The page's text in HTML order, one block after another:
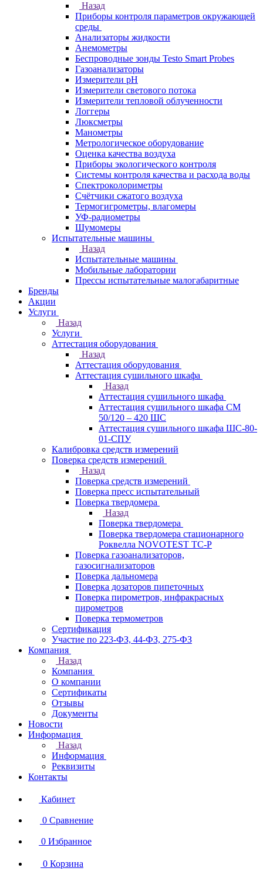
Назад
Приборы контроля параметров окружающей
среды
Анализаторы жидкости
Анемометры
Беспроводные зонды Testo Smart Probes
Газоанализаторы
Измерители pH
Измерители светового потока
Измерители тепловой облученности
Логгеры
Люксметры
Манометры
Метрологическое оборудование
Оценка качества воздуха
Приборы экологического контроля
Системы контроля качества и расхода воды
Спектроколориметры
Счётчики сжатого воздуха
Термогигрометры, влагомеры
УФ-радиометры
Шумомеры
Испытательные машины
Назад
Испытательные машины
Мобильные лаборатории
Прессы испытательные малогабаритные
Бренды
Акции
Услуги
Назад
Услуги
Аттестация оборудования
Назад
Аттестация оборудования
Аттестация сушильного шкафа
Назад
Аттестация сушильного шкафа
Аттестация сушильного шкафа СМ
50/120 – 420 ШС
Аттестация сушильного шкафа ШС-80-
01-СПУ
Калибровка средств измерений
Поверка средств измерений
Назад
Поверка средств измерений
Поверка пресс испытательный
Поверка твердомера
Назад
Поверка твердомера
Поверка твердомера стационарного
Роквелла NOVOTEST TС-Р
Поверка газоанализаторов,
газосигнализаторов
Поверка дальномера
Поверка дозаторов пипеточных
Поверка пирометров, инфракрасных
пирометров
Поверка термометров
Сертификация
Участие по 223-ФЗ, 44-ФЗ, 275-ФЗ
Компания
Назад
Компания
О компании
Сертификаты
Отзывы
Документы
Новости
Информация
Назад
Информация
Реквизиты
Контакты
Кабинет
0 Сравнение
0 Избранное
0 Корзина